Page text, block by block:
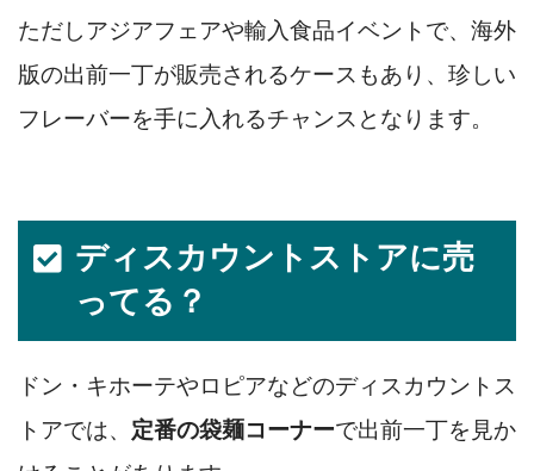
ただしアジアフェアや輸入食品イベントで、海外
版の出前一丁が販売されるケースもあり、珍しい
フレーバーを手に入れるチャンスとなります。
ディスカウントストアに売
ってる？
ドン・キホーテやロピアなどのディスカウントス
トアでは、 定番の袋麺コーナーで出前一丁を見か